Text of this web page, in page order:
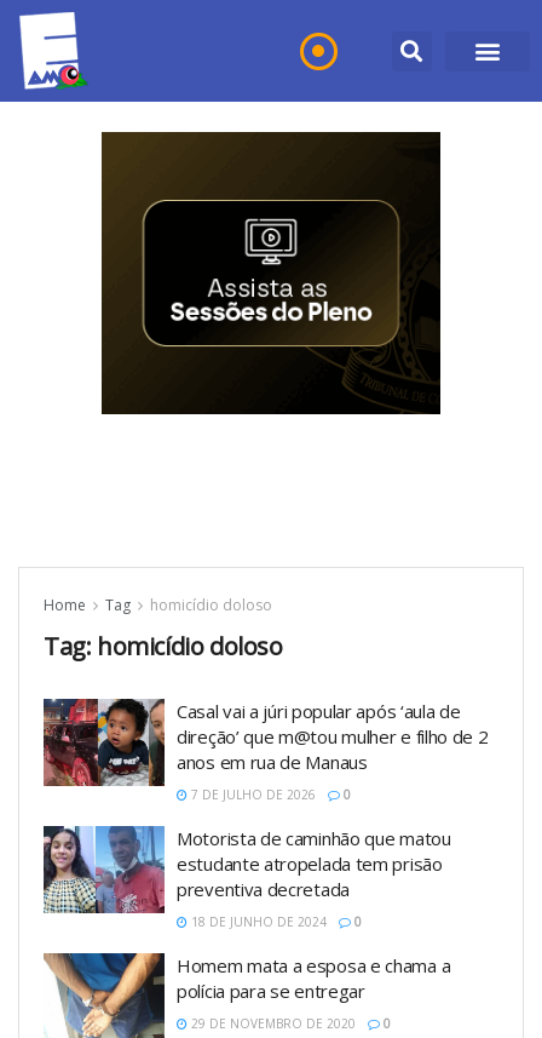
Home Tag homicídio doloso
Tag: homicídio doloso
Casal vai a júri popular após ‘aula de
direção’ que m@tou mulher e filho de 2
anos em rua de Manaus
7 DE JULHO DE 2026 0
Motorista de caminhão que matou
estudante atropelada tem prisão
preventiva decretada
18 DE JUNHO DE 2024 0
Homem mata a esposa e chama a
polícia para se entregar
29 DE NOVEMBRO DE 2020 0